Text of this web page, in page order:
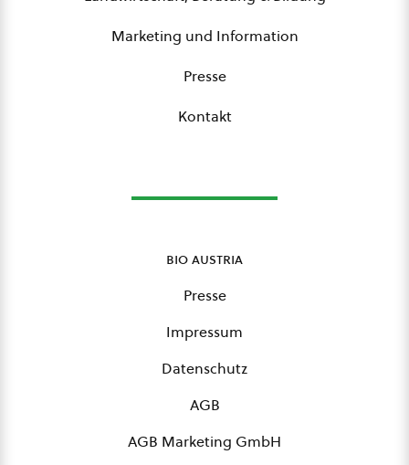
Marketing und Information
Presse
Kontakt
bio austria
Presse
Impressum
Datenschutz
AGB
AGB Marketing GmbH